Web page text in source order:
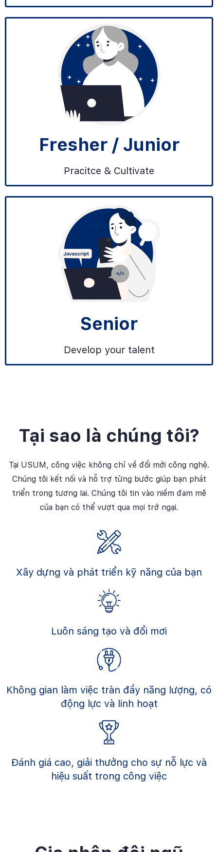
Fresher / Junior
Pracitce & Cultivate
Senior
Develop your talent
Tại sao là chúng tôi?
Tại USUM, công việc không chỉ về đổi mới công nghệ.
Chúng tôi kết nối và hỗ trợ từng bước giúp bạn phát
triển trong tương lai. Chúng tôi tin vào niềm đam mê
của bạn có thể vượt qua mọi trở ngại.
Xây dựng và phát triển kỹ năng của bạn
Luôn sáng tạo và đổi mơi
Không gian làm việc tràn đầy năng lượng, có
động lực và linh hoạt
Đánh giá cao, giải thưởng cho sự nỗ lực và
hiệu suất trong công việc